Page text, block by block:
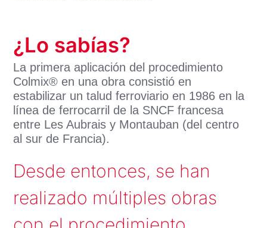
¿Lo sabías?
La primera aplicación del procedimiento
Colmix® en una obra consistió en
estabilizar un talud ferroviario en 1986 en la
línea de ferrocarril de la SNCF francesa
entre Les Aubrais y Montauban (del centro
al sur de Francia).
Desde entonces, se han
realizado múltiples obras